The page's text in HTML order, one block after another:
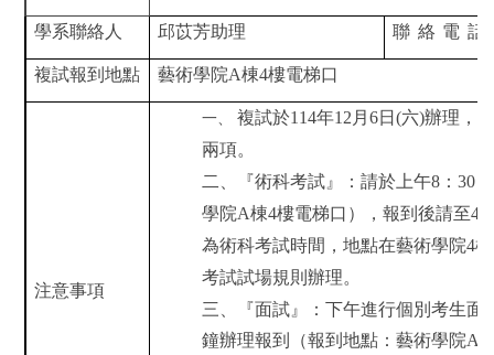
學系聯絡人 邱苡芳助理 聯絡電話
複試報到地點 藝術學院A棟4樓電梯口
注意事項
一、
複試於114年12月6日(六)辦理，
兩項。
二、『術科考試』：請於上午8：30
學院A棟4樓電梯口），報到後請至4
為術科考試時間，地點在藝術學院4
考試試場規則辦理。
三、『面試』：下午進行個別考生面
鐘辦理報到（報到地點：藝術學院A